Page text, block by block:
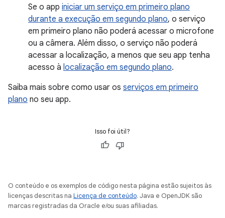
Se o app iniciar um serviço em primeiro plano
durante a execução em segundo plano, o serviço
em primeiro plano não poderá acessar o microfone
ou a câmera. Além disso, o serviço não poderá
acessar a localização, a menos que seu app tenha
acesso à localização em segundo plano.
Saiba mais sobre como usar os serviços em primeiro
plano no seu app.
Isso foi útil?
O conteúdo e os exemplos de código nesta página estão sujeitos às
licenças descritas na Licença de conteúdo. Java e OpenJDK são
marcas registradas da Oracle e/ou suas afiliadas.